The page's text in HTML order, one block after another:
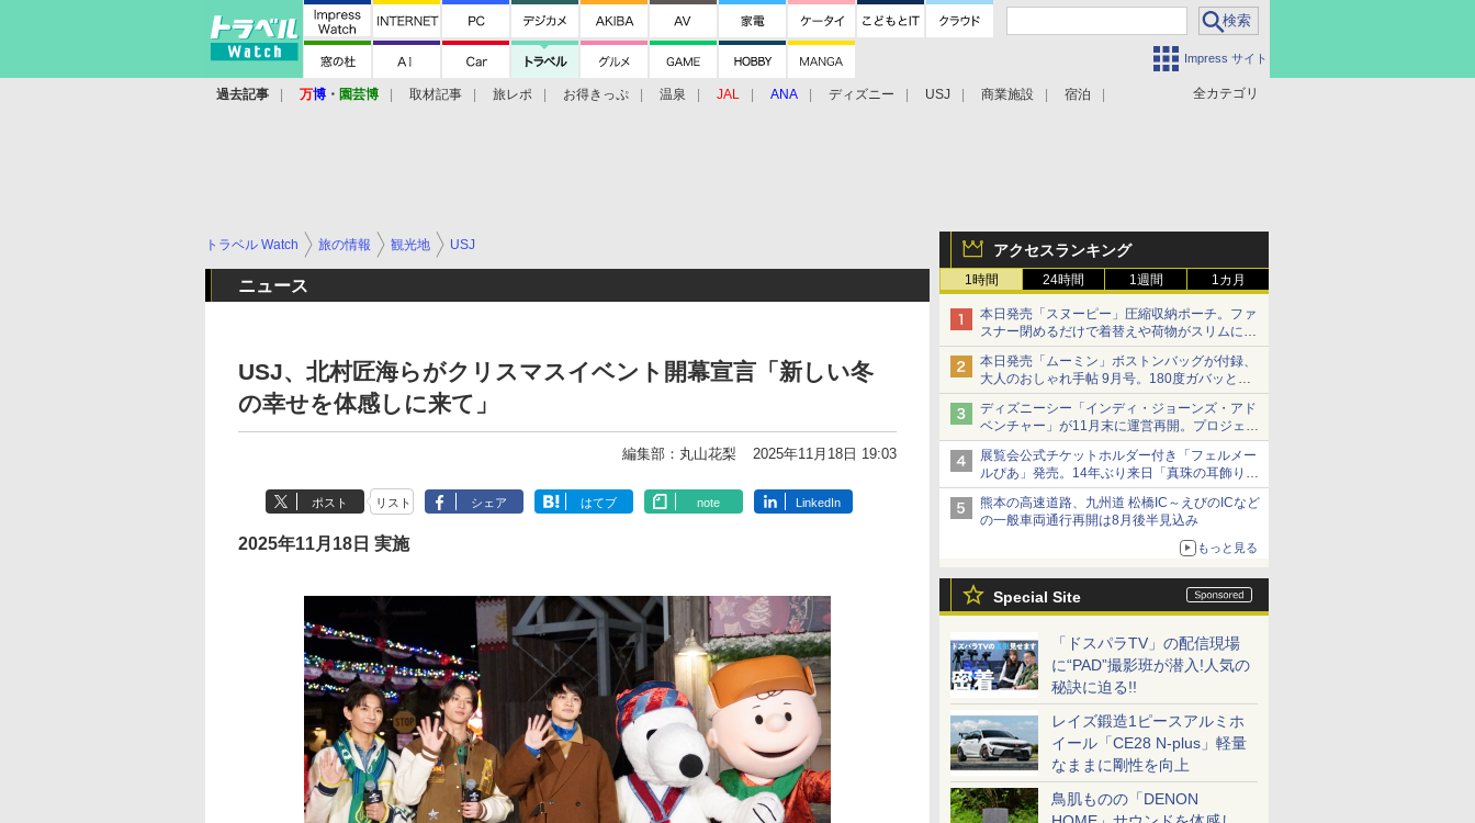
Impress サイト
全カテゴリ
過去記事 万博 ・ 園芸博 取材記事 旅レポ お得きっぷ 温泉 JAL ANA ディズニー USJ 商業施設 宿泊
アクセスランキング
1時間 24時間 1週間 1カ月
本日発売「スヌーピー」圧縮収納ポーチ。ファ
スナー閉めるだけで着替えや荷物がスリムにま
とまる
本日発売「ムーミン」ボストンバッグが付録、
大人のおしゃれ手帖 9月号。180度ガバッと開
いて大容量
ディズニーシー「インディ・ジョーンズ・アド
ベンチャー」が11月末に運営再開。プロジェク
ションマッピングを追加、DPAは1500円
展覧会公式チケットホルダー付き「フェルメー
ルぴあ」発売。14年ぶり来日「真珠の耳飾りの
少女」ほか37作品のガイド
熊本の高速道路、九州道 松橋IC～えびのICなど
の一般車両通行再開は8月後半見込み
もっと見る
Special Site
「ドスパラTV」の配信現場
に“PAD”撮影班が潜入!人気の
秘訣に迫る!!
レイズ鍛造1ピースアルミホ
イール「CE28 N-plus」軽量
なままに剛性を向上
鳥肌ものの「DENON
トラベル Watch 旅の情報 観光地 USJ
ニュース
USJ、北村匠海らがクリスマスイベント開幕宣言「新しい冬
の幸せを体感しに来て」
編集部：丸山花梨 2025年11月18日 19:03
ポスト リスト シェア はてブ note LinkedIn
2025年11月18日 実施